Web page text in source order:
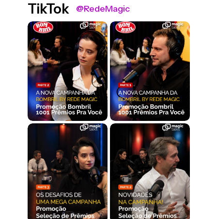
TikTok @RedeMagic